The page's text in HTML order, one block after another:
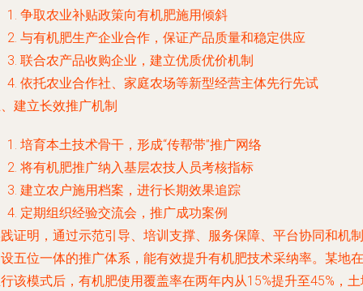
争取农业补贴政策向有机肥施用倾斜
与有机肥生产企业合作，保证产品质量和稳定供应
联合农产品收购企业，建立优质优价机制
依托农业合作社、家庭农场等新型经营主体先行先试
建立长效推广机制
培育本土技术骨干，形成“传帮带”推广网络
将有机肥推广纳入基层农技人员考核指标
建立农户施用档案，进行长期效果追踪
定期组织经验交流会，推广成功案例
证明，通过示范引导、培训支撑、服务保障、平台协同和机制
五位一体的推广体系，能有效提升有机肥技术采纳率。某地在
该模式后，有机肥使用覆盖率在两年内从15%提升至45%，